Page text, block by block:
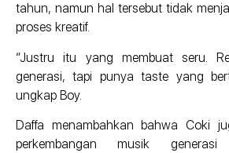
tahun, namun hal tersebut tidak
proses kreatif.
“Justru itu yang membuat seru.
generasi, tapi punya taste yang
ungkap Boy.
Daffa menambahkan bahwa Coki
perkembangan musik